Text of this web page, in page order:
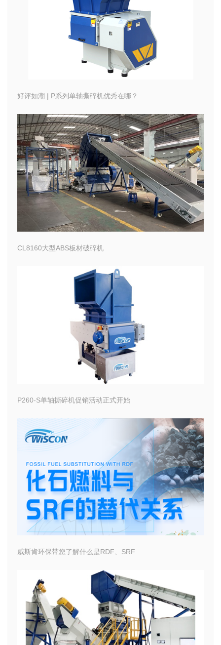
好评如潮 | P系列单轴撕碎机优秀在哪？
CL8160大型ABS板材破碎机
P260-S单轴撕碎机促销活动正式开始
威斯肯环保带您了解什么是RDF、SRF